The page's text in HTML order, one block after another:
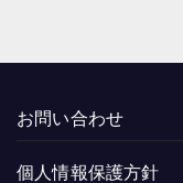
お問い合わせ
個人情報保護方針